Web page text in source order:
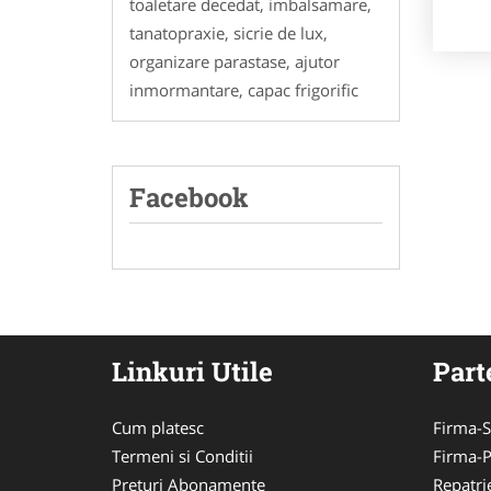
tanatopraxie, sicrie de lux,
organizare parastase, ajutor
inmormantare, capac frigorific
Facebook
Linkuri Utile
Cum platesc
Termeni si Conditii
Preturi Abonamente
Firma-
Firma-